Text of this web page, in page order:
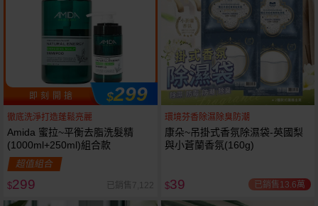
即 刻 開 搶 $299
徹底洗淨打造蓬鬆亮麗
Amida 蜜拉~平衡去脂洗髮精
(1000ml+250ml)組合款
超值組合
$299 已銷售7,122
環境芬香除濕除臭防潮
康朵~吊掛式香氛除濕袋-英國梨
與小蒼蘭香氛(160g)
$39 已銷售13.6萬